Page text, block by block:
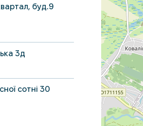
буд.9
3д
сотні 30